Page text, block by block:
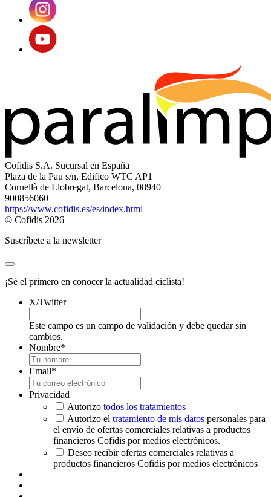
Cofidis S.A. Sucursal en España
Plaza de la Pau s/n, Edifico WTC AP1
Cornellà de Llobregat, Barcelona, 08940
900856060
https://www.cofidis.es/es/index.html
© Cofidis 2026
Suscríbete a la newsletter
¡Sé el primero en conocer la actualidad ciclista!
X/Twitter
Este campo es un campo de validación y debe quedar sin
cambios.
Nombre*
Email*
Privacidad
Autorizo todos los tratamientos
Autorizo el tratamiento de mis datos personales para
el envío de ofertas comerciales relativas a productos
financieros Cofidis por medios electrónicos.
Deseo recibir ofertas comerciales relativas a
productos financieros Cofidis por medios electrónicos